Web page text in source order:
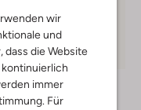
wir
und
dass die Website
immer
Für